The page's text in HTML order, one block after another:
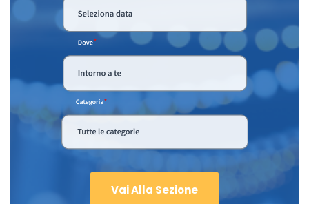
Vai Alla Sezione